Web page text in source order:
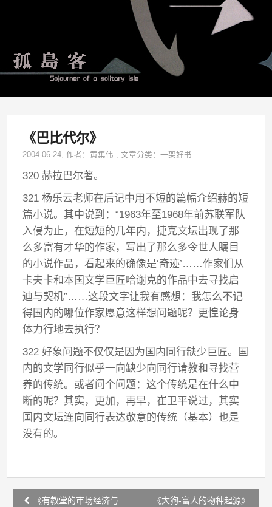
《巴比代尔》
2004-06-24, 作者：黄集伟 ,文章分类：一架好书
320 赫拉巴尔著。
321 杨乐云老师在后记中用不短的篇幅介绍赫的短
篇小说。其中说到：“1963年至1968年前苏联军队
入侵为止，在短短的几年内，捷克文坛出现了那
么多富有才华的作家，写出了那么多令世人瞩目
的小说作品，看起来的确像是‘奇迹’……作家们从
卡夫卡和本国文学巨匠哈谢克的作品中去寻找启
迪与契机”……这段文字让我有感想：我怎么不记
得国内的哪位作家愿意这样想问题呢？更惶论身
体力行地去执行？
322 好象问题不仅仅是因为国内同行缺少巨匠。国
内的文学同行似乎一向缺少向同行请教和寻找营
养的传统。或者问个问题：这个传统是在什么中
断的呢？其实，更加，再早，崔卫平说过，其实
国内文坛连向同行表达敬意的传统（基本）也是
没有的。
Post《有教堂的市场经济与
《大狗-富人的物种起源》